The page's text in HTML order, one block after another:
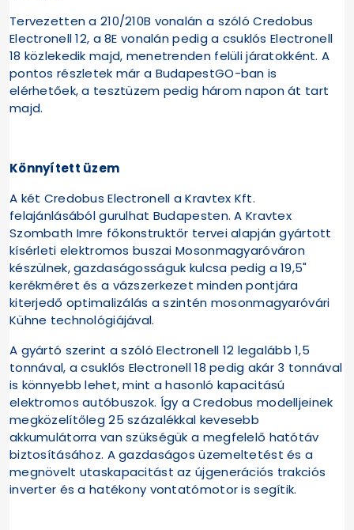
Tervezetten a 210/210B vonalán a szóló Credobus
Electronell 12, a 8E vonalán pedig a csuklós Electronell
18 közlekedik majd, menetrenden felüli járatokként. A
pontos részletek már a BudapestGO-ban is
elérhetőek, a tesztüzem pedig három napon át tart
majd.
Könnyített üzem
A két Credobus Electronell a Kravtex Kft.
felajánlásából gurulhat Budapesten. A Kravtex
Szombath Imre főkonstruktőr tervei alapján gyártott
kísérleti elektromos buszai Mosonmagyaróváron
készülnek, gazdaságosságuk kulcsa pedig a 19,5"
kerékméret és a vázszerkezet minden pontjára
kiterjedő optimalizálás a szintén mosonmagyaróvári
Kühne technológiájával.
A gyártó szerint a szóló Electronell 12 legalább 1,5
tonnával, a csuklós Electronell 18 pedig akár 3 tonnával
is könnyebb lehet, mint a hasonló kapacitású
elektromos autóbuszok. Így a Credobus modelljeinek
megközelítőleg 25 százalékkal kevesebb
akkumulátorra van szükségük a megfelelő hatótáv
biztosításához. A gazdaságos üzemeltetést és a
megnövelt utaskapacitást az újgenerációs trakciós
inverter és a hatékony vontatómotor is segítik.